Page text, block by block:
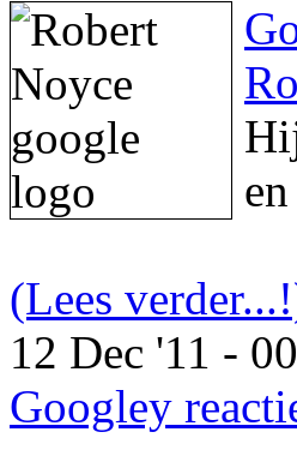
(Lees
12 Dec '11 -
Googley